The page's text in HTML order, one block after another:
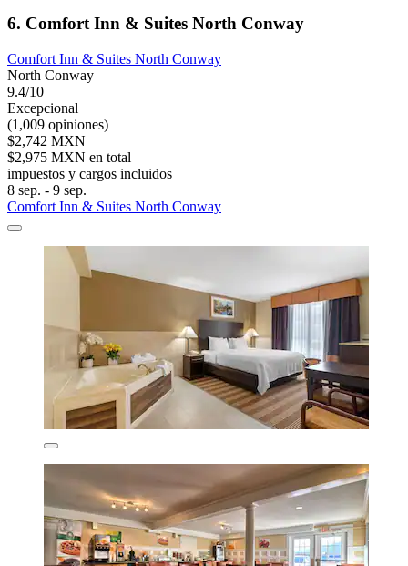
6. Comfort Inn & Suites North Conway
Comfort Inn & Suites North Conway
North Conway
9.4/10
Excepcional
(1,009 opiniones)
$2,742 MXN
$2,975 MXN en total
impuestos y cargos incluidos
8 sep. - 9 sep.
Comfort Inn & Suites North Conway